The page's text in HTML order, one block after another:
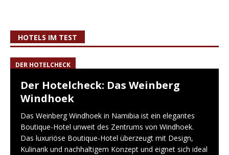
HOTELS IM TEST
DER HOTELCHECK
Der Hotelcheck: Das Weinberg
Windhoek
Das Weinberg Windhoek in Namibia ist ein elegantes
Boutique-Hotel unweit des Zentrums von Windhoek.
Das luxuriöse Boutique-Hotel überzeugt mit Design,
Kulinarik und nachhaltigem Konzept und eignet sich ideal